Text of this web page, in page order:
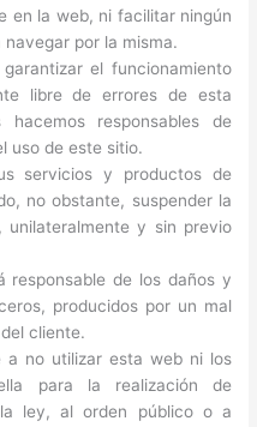
en la web, ni facilitar ningún
por la misma.
el funcionamiento
libre de errores de esta
responsables de
uso de este sitio.
servicios y productos de
no obstante, suspender la
unilateralmente y sin previo
responsable de los daños y
producidos por un mal
cliente.
a no utilizar esta web ni los
para la realización de
ley, al orden público o a